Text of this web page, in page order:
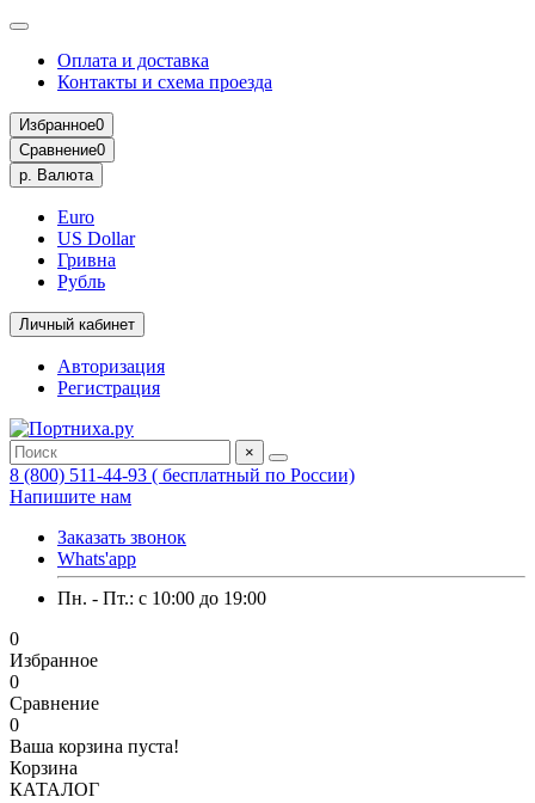
Оплата и доставка
Контакты и схема проезда
Избранное0
Сравнение0
р. Валюта
Euro
US Dollar
Гривна
Рубль
Личный кабинет
Авторизация
Регистрация
×
8 (800) 511-44-93 ( бесплатный по России)
Напишите нам
Заказать звонок
Whats'app
Пн. - Пт.: c 10:00 до 19:00
0
Избранное
0
Сравнение
0
Ваша корзина пуста!
Корзина
КАТАЛОГ